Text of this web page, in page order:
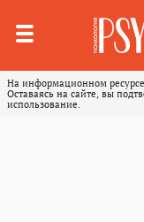
На информационном
Оставаясь на сайте, вы
использование.